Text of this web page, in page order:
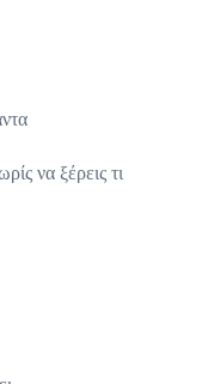
να ξέρεις τι